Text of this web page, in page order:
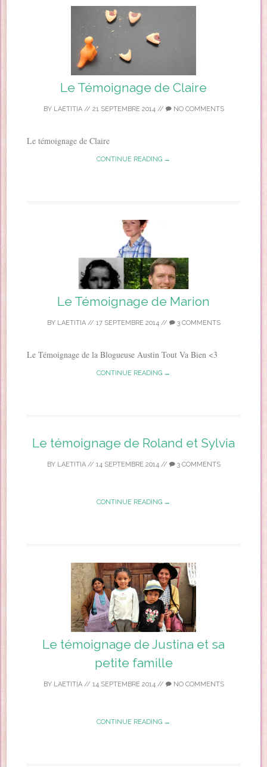
Le Témoignage de Claire
BY LAETITIA// 21 SEPTEMBRE 2014 // NO COMMENTS
Le témoignage de Claire
CONTINUE READING →
Le Témoignage de Marion
BY LAETITIA// 17 SEPTEMBRE 2014 // 3 COMMENTS
Le Témoignage de la Blogueuse Austin Tout Va Bien <3
CONTINUE READING →
Le témoignage de Roland et Sylvia
BY LAETITIA// 14 SEPTEMBRE 2014 // 3 COMMENTS
CONTINUE READING →
Le témoignage de Justina et sa
petite famille
BY LAETITIA// 14 SEPTEMBRE 2014 // NO COMMENTS
CONTINUE READING →